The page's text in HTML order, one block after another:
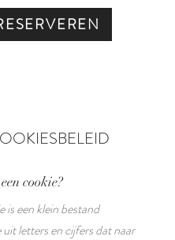
cookie?
is een klein bestand
uit letters en cijfers dat naar